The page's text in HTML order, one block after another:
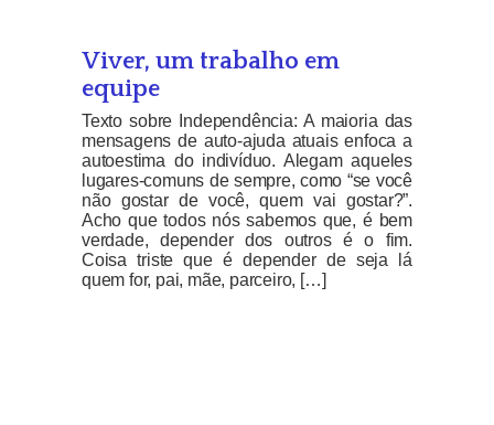
Viver, um trabalho em
equipe
Texto sobre Independência: A maioria das
mensagens de auto-ajuda atuais enfoca a
autoestima do indivíduo. Alegam aqueles
lugares-comuns de sempre, como “se você
não gostar de você, quem vai gostar?”.
Acho que todos nós sabemos que, é bem
verdade, depender dos outros é o fim.
Coisa triste que é depender de seja lá
quem for, pai, mãe, parceiro, […]